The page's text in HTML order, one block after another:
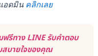
อดมิน คลิกเลย
ฟรีทาง LINE รับคำตอบ
สบายใจของคุณ